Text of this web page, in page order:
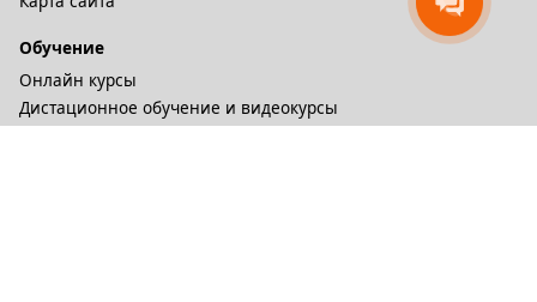
Обучение
Онлайн курсы
Дистационное обучение и видеокурсы